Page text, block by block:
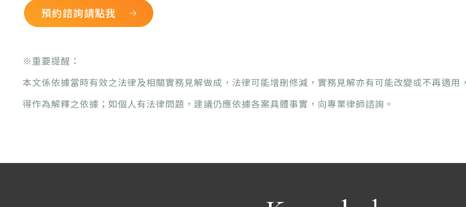
預約諮詢請點我
※重要提醒：
本文係依據當時有效之法律及相關實務見解做成，法律可能增刪修減，實務見解亦有可能改變或不再適
得作為解釋之依據；如個人有法律問題，建議仍應依據各案具體事實，向專業律師諮詢。